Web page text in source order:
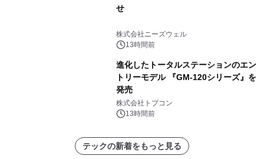
せ
株式会社ニーズウェル
13時間前
進化したトータルステーションのエン
トリーモデル 『GM-120シリーズ』を
発売
株式会社トプコン
13時間前
テックの新着をもっと見る